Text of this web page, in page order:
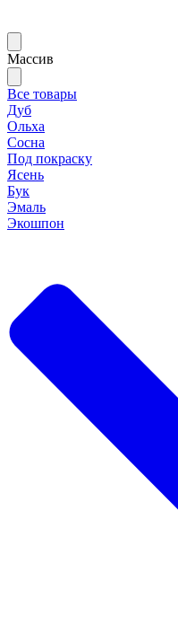
Массив
Все товары
Дуб
Ольха
Сосна
Под покраску
Ясень
Бук
Эмаль
Экошпон